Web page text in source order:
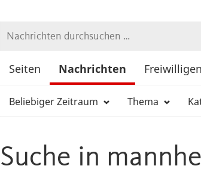
Suche
Seiten Nachrichten
Beliebiger Zeitraum Thema
Suche in